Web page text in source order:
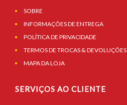
SOBRE
INFORMAÇÕES DE ENTREGA
POLÍTICA DE PRIVACIDADE
TERMOS DE TROCAS & DEVOLUÇÕES
MAPA DA LOJA
SERVIÇOS AO CLIENTE